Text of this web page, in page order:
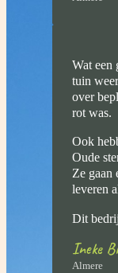
Wat een
tuin
over
rot was.
Ook
Oude
Ze gaan
leveren
Dit
Ineke
Almere